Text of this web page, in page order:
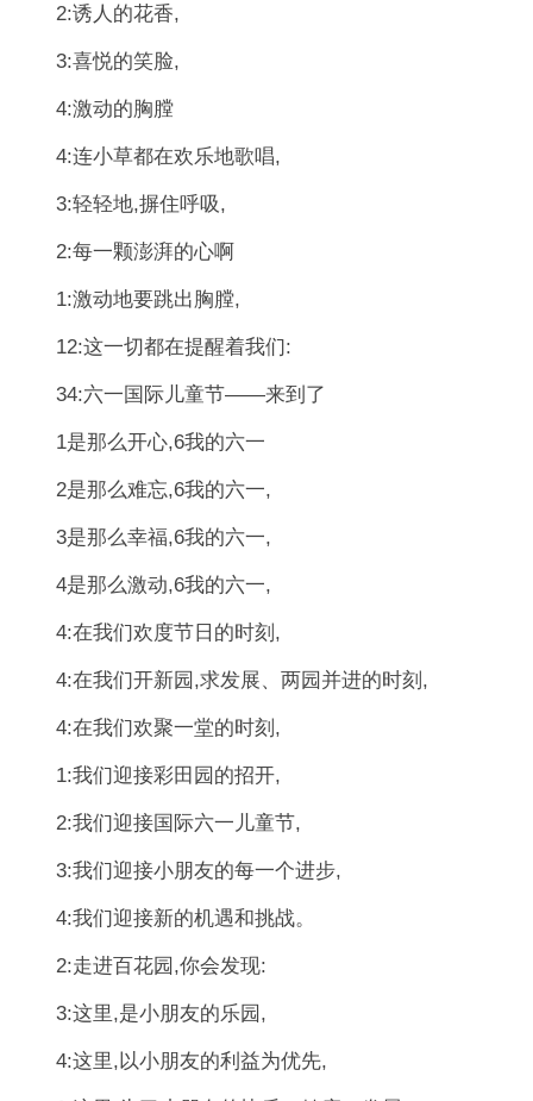
2:诱人的花香,
3:喜悦的笑脸,
4:激动的胸膛
4:连小草都在欢乐地歌唱,
3:轻轻地,摒住呼吸,
2:每一颗澎湃的心啊
1:激动地要跳出胸膛,
12:这一切都在提醒着我们:
34:六一国际儿童节――来到了
1是那么开心,6我的六一
2是那么难忘,6我的六一,
3是那么幸福,6我的六一,
4是那么激动,6我的六一,
4:在我们欢度节日的时刻,
4:在我们开新园,求发展、两园并进的时刻,
4:在我们欢聚一堂的时刻,
1:我们迎接彩田园的招开,
2:我们迎接国际六一儿童节,
3:我们迎接小朋友的每一个进步,
4:我们迎接新的机遇和挑战。
2:走进百花园,你会发现:
3:这里,是小朋友的乐园,
4:这里,以小朋友的利益为优先,